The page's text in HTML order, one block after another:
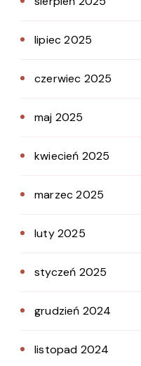
lipiec 2025
czerwiec 2025
maj 2025
kwiecień 2025
marzec 2025
luty 2025
styczeń 2025
grudzień 2024
listopad 2024